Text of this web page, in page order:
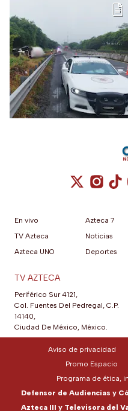
Cuenta
En vivo
TV Azteca
Azteca UNO
Azteca 7
Noticias
Deportes
TV AZTECA
Periférico Sur 4121,
Col. Fuentes Del Pedregal, C.P.
14140,
Ciudad De México, México.
Aviso de privacidad
Promo Espacio
Programa de ética,
Defensor de Audiencias y
Azteca III y Televisora del